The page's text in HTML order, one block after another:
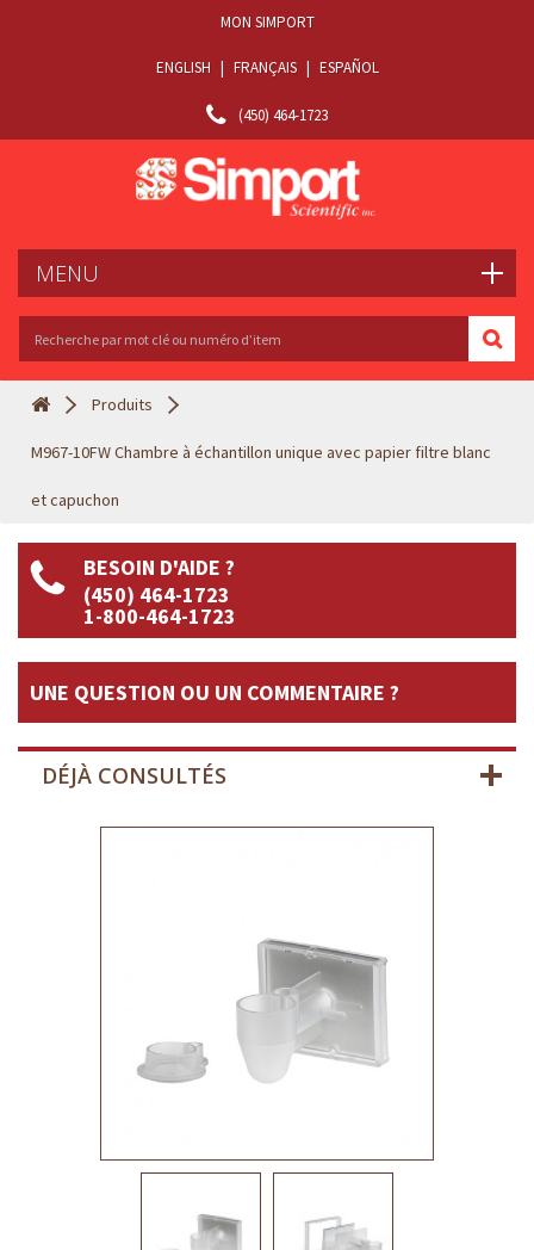
(450) 464-1723
ENGLISH | FRANÇAIS | ESPAÑOL
MON SIMPORT
MENU
Produits
M967-10FW Chambre à échantillon unique avec papier filtre blanc
et capuchon
BESOIN D'AIDE ?
(450) 464-1723
1-800-464-1723
UNE QUESTION OU UN COMMENTAIRE ?
DÉJÀ CONSULTÉS